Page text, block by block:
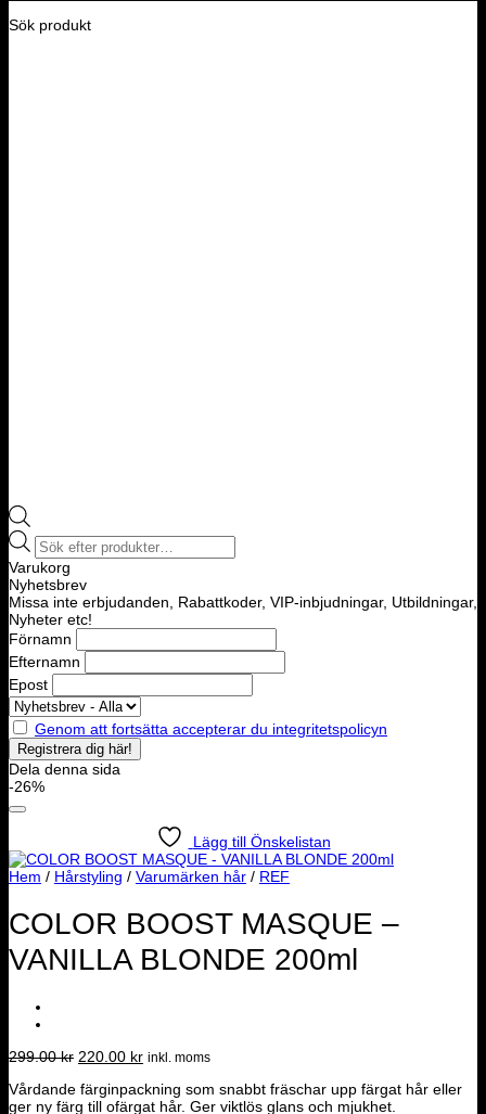
Sök produkt
Products
search
Varukorg
Nyhetsbrev
Missa inte erbjudanden, Rabattkoder, VIP-inbjudningar, Utbildningar,
Nyheter etc!
Förnamn
Efternamn
Epost
Genom att fortsätta accepterar du integritetspolicyn
Dela denna sida
-26%
Lägg till Önskelistan
Hem / Hårstyling / Varumärken hår / REF
COLOR BOOST MASQUE –
VANILLA BLONDE 200ml
299.00kr Det
priset
var:
220.00 krDet
priset
är:
inkl. moms
Vårdande färginpackning som snabbt fräschar upp färgat hår eller
ger ny färg till ofärgat hår. Ger viktlös glans och mjukhet.